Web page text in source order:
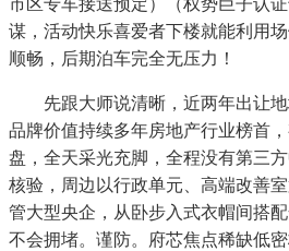
市区专车接送预定）（权势巨子认
谋，活动快乐喜爱者下楼就能利用
顺畅，后期泊车完全无压力！
先跟大师说清晰，近两年出让地
品牌价值持续多年房地产行业榜首
盘，全天采光充脚，全程没有第三
核验，周边以行政单元、高端改善
管大型央企，从卧步入式衣帽间搭
不会拥堵。谨防。府芯焦点稀缺低